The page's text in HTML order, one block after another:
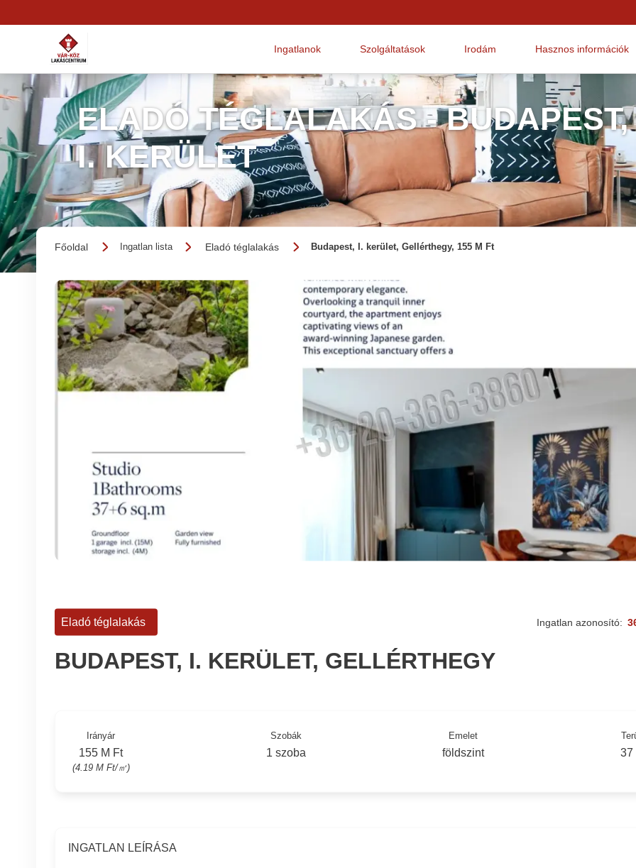
Ingatlanok Szolgáltatások Irodám Hasznos információk
ELADÓ TÉGLALAKÁS - BUDAPEST,
I. KERÜLET
Főoldal Ingatlan lista Eladó téglalakás Budapest, I. kerület, Gellérthegy, 155 M Ft
Eladó téglalakás Ingatlan azonosító:
BUDAPEST, I. KERÜLET, GELLÉRTHEGY
Irányár
155 M Ft
(4.19 M Ft/㎡)
Szobák
1 szoba
Emelet
földszint 37
INGATLAN LEÍRÁSA